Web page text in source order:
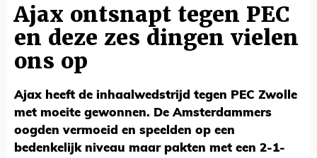
Ajax ontsnapt tegen PEC
en deze zes dingen vielen
ons op
Ajax heeft de inhaalwedstrijd tegen PEC Zwolle
met moeite gewonnen. De Amsterdammers
oogden vermoeid en speelden op een
bedenkelijk niveau maar pakten met een 2-1-